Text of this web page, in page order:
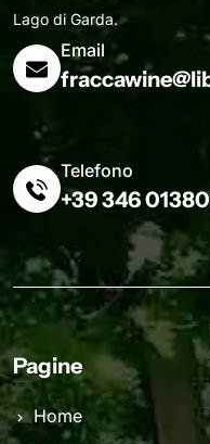
Lago di Garda.
Email
Telefono
+39 346
Pagine
Home